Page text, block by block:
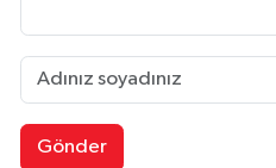
Gönder